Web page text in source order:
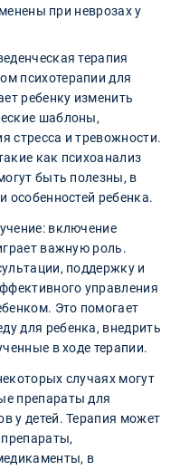
при неврозах у
терапия
психотерапии для
ребенку изменить
шаблоны,
стресса и тревожности.
как психоанализ
быть полезны, в
особенностей ребенка.
включение
важную роль.
поддержку и
управления
Это помогает
для ребенка, внедрить
в ходе терапии.
случаях могут
препараты для
у детей. Терапия может
в